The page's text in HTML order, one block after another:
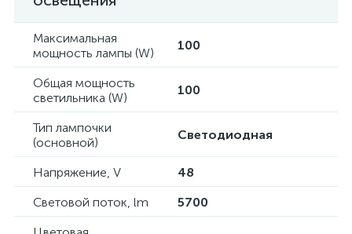
Максимальная
мощность лампы (W)
100
Общая мощность
светильника (W)
100
Тип лампочки
(основной)
Светодиодная
Напряжение, V
48
Световой поток, lm
5700